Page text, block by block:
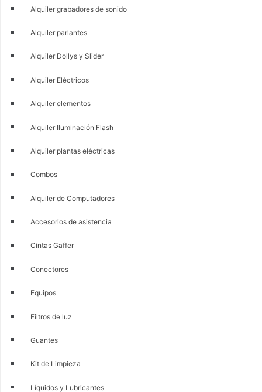
Alquiler grabadores de sonido
Alquiler parlantes
Alquiler Dollys y Slider
Alquiler Eléctricos
Alquiler elementos
Alquiler Iluminación Flash
Alquiler plantas eléctricas
Combos
Alquiler de Computadores
Accesorios de asistencia
Cintas Gaffer
Conectores
Equipos
Filtros de luz
Guantes
Kit de Limpieza
Líquidos y Lubricantes